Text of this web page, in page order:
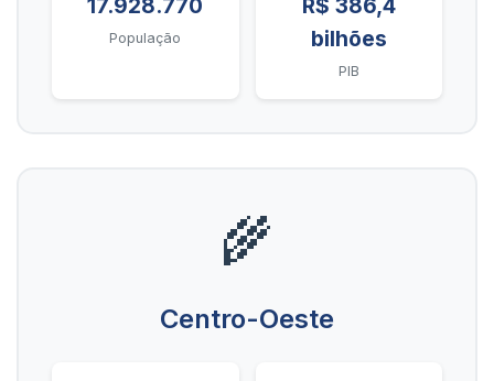
17.928.770
População
R$ 386,4
bilhões
PIB
🌾
Centro-Oeste